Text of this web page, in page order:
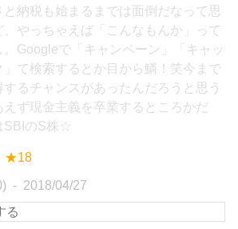
と納税も始まるまでは面倒だなって思
、やっちゃえば「こんなもんか」って
。Googleで「キャンペーン」「キャッ
」て検索するとか目から鱗！笑今まで
するチャンスがあったんだろうと思う
えず現金主義を卒業するところかだ
SBIのS株☆
★18
2018/04/27